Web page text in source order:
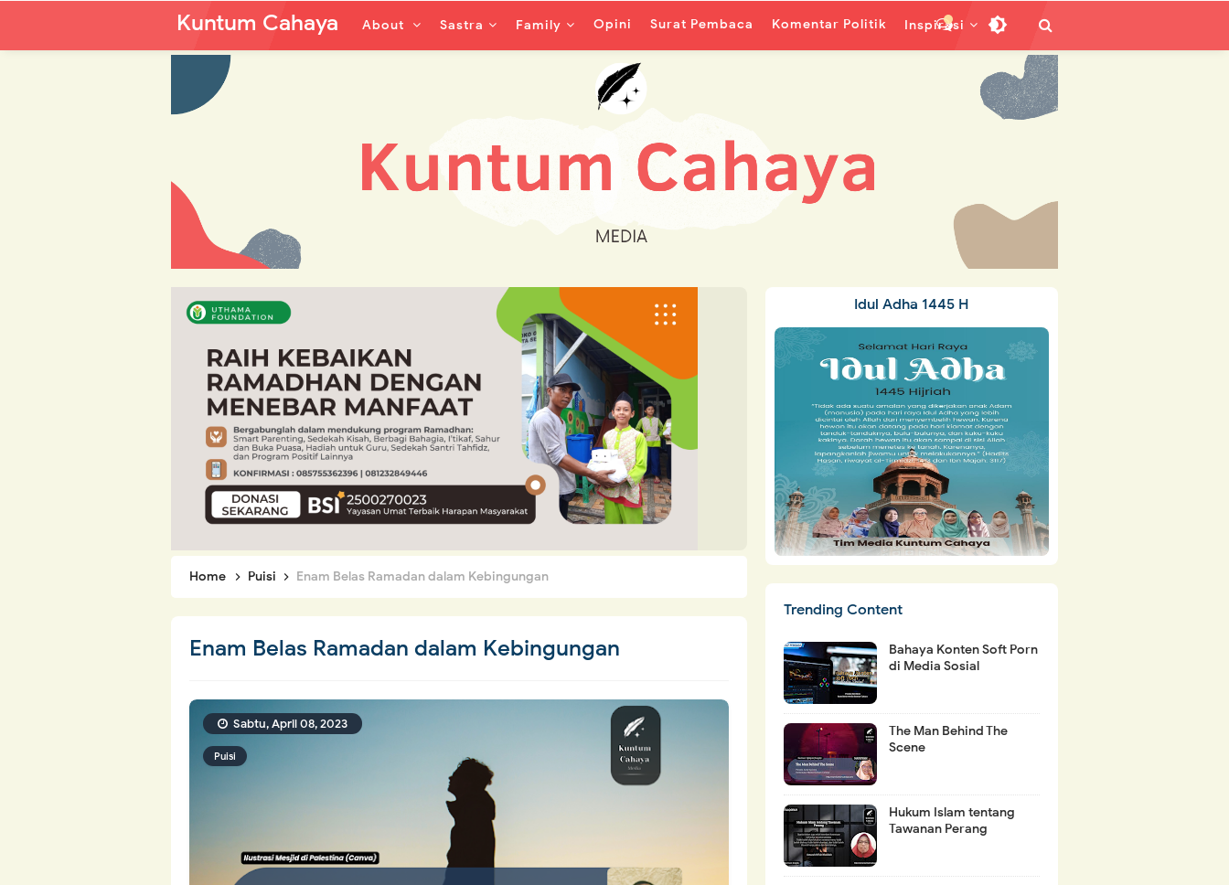
Kuntum Cahaya About Sastra Family Opini Surat Pembaca Komentar Politik Inspirasi
Home Puisi Enam Belas Ramadan dalam Kebingungan
Enam Belas Ramadan dalam Kebingungan
Puisi
Sabtu, April 08, 2023
Idul Adha 1445 H
Trending Content
Bahaya Konten Soft Porn
di Media Sosial
The Man Behind The
Scene
Hukum Islam tentang
Tawanan Perang